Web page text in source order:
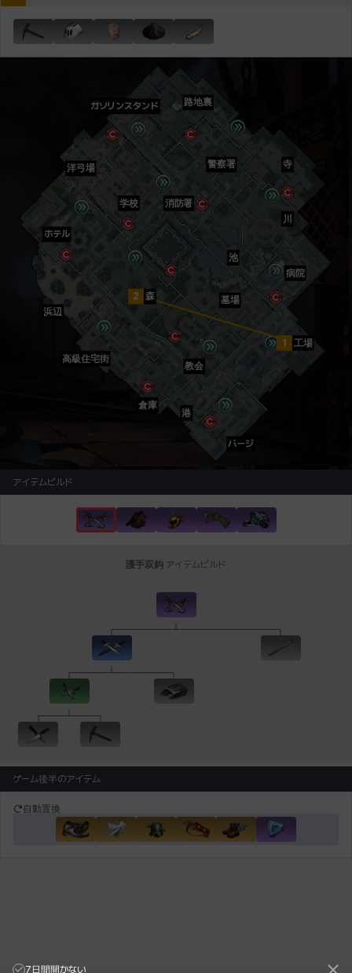
港
倉庫
池
川
浜辺
高級住宅街
路地裏
ガソリンスタンド
ホテル
警察署
消防署
病院
寺
洋弓場
墓場
2 森
1 工場
教会
学校
バージ
アイテムビルド
護手双鈎 アイテムビルド
ゲーム後半のアイテム
自動置換
7日間開かない